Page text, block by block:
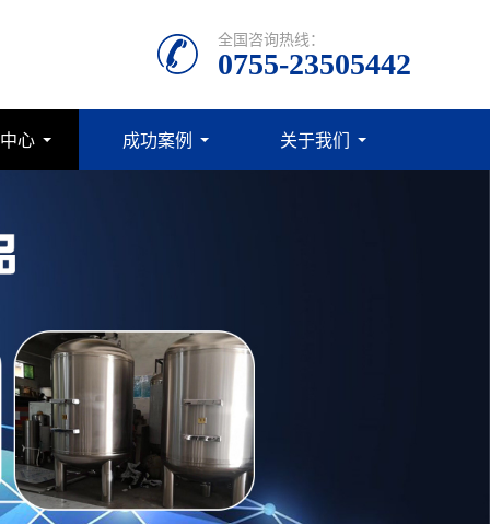
全国咨询热线：
0755-23505442
心 成功案例 关于我们